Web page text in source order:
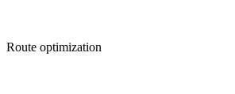
Route optimization